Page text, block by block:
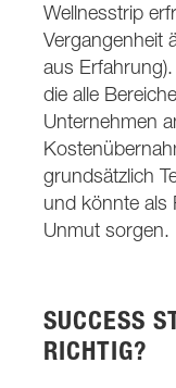
Wellnesstrip
Vergangenheit
aus
die alle
Unternehmen
grundsätzlich
und könnte als
Unmut sorgen.
SUCCESS
RICHTIG?